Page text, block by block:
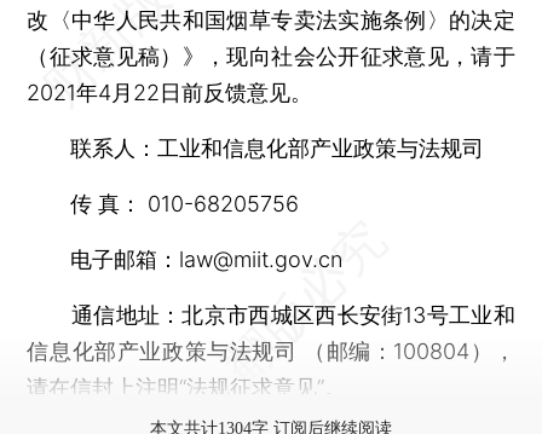
改〈中华人民共和国烟草专卖法实施条例〉的决定
（征求意见稿）》，现向社会公开征求意见，请于
2021年4月22日前反馈意见。
联系人：工业和信息化部产业政策与法规司
传 真： 010-68205756
电子邮箱：law@miit.gov.cn
通信地址：北京市西城区西长安街13号工业和
信息化部产业政策与法规司 （邮编：100804），
请在信封上注明“法规征求意见”。
本文共计1304字 订阅后继续阅读